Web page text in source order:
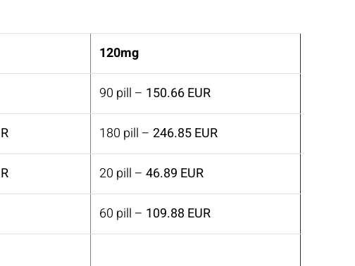
120mg
90 pill – 150.66 EUR
180 pill – 246.85 EUR
20 pill – 46.89 EUR
60 pill – 109.88 EUR